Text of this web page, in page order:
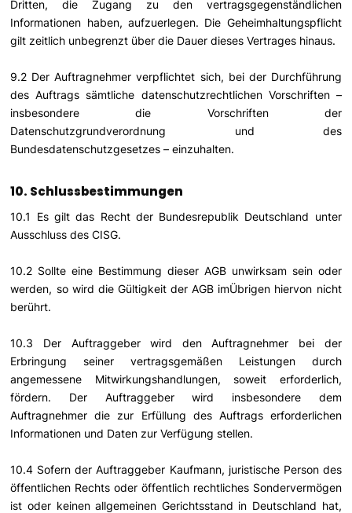
Dritten, die Zugang zu den vertragsgegenständlichen
Informationen haben, aufzuerlegen. Die Geheimhaltungspflicht
gilt zeitlich unbegrenzt über die Dauer dieses Vertrages hinaus.
9.2 Der Auftragnehmer verpflichtet sich, bei der Durchführung
des Auftrags sämtliche datenschutzrechtlichen Vorschriften –
insbesondere die Vorschriften der
Datenschutzgrundverordnung und des
Bundesdatenschutzgesetzes – einzuhalten.
10. Schlussbestimmungen
10.1 Es gilt das Recht der Bundesrepublik Deutschland unter
Ausschluss des CISG.
10.2 Sollte eine Bestimmung dieser AGB unwirksam sein oder
werden, so wird die Gültigkeit der AGB imÜbrigen hiervon nicht
berührt.
10.3 Der Auftraggeber wird den Auftragnehmer bei der
Erbringung seiner vertragsgemäßen Leistungen durch
angemessene Mitwirkungshandlungen, soweit erforderlich,
fördern. Der Auftraggeber wird insbesondere dem
Auftragnehmer die zur Erfüllung des Auftrags erforderlichen
Informationen und Daten zur Verfügung stellen.
10.4 Sofern der Auftraggeber Kaufmann, juristische Person des
öffentlichen Rechts oder öffentlich rechtliches Sondervermögen
ist oder keinen allgemeinen Gerichtsstand in Deutschland hat,